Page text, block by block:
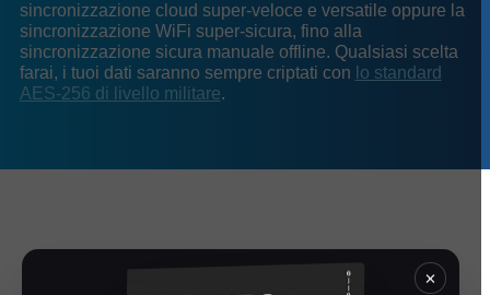
×
sincronizzazione cloud super-veloce e versatile oppure la
sincronizzazione WiFi super-sicura, fino alla
sincronizzazione sicura manuale offline. Qualsiasi scelta
farai, i tuoi dati saranno sempre criptati con lo standard
AES-256 di livello militare.
Il backup sicuro in cloud…